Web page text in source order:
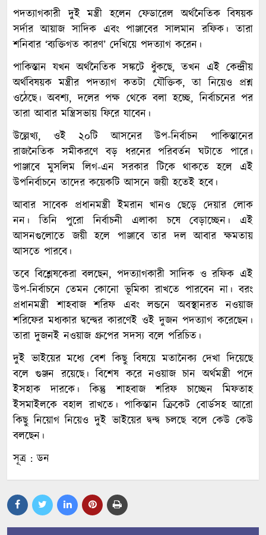
পদত্যাগকারী দুই মন্ত্রী হলেন ফেডারেল অর্থনৈতিক বিষয়ক
সর্দার আয়াজ সাদিক এবং পাঞ্জাবের সালমান রফিক। তারা
শনিবার ‘ব্যক্তিগত কারণ’ দেখিয়ে পদত্যাগ করেন।
পাকিস্তান যখন অর্থনৈতিক সঙ্কটে ধুঁকছে, তখন এই কেন্দ্রীয়
অর্থবিষয়ক মন্ত্রীর পদত্যাগ কতটা যৌক্তিক, তা নিয়েও প্রশ্ন
ওঠেছে। অবশ্য, দলের পক্ষ থেকে বলা হচ্ছে, নির্বাচনের পর
তারা আবার মন্ত্রিসভায় ফিরে যাবেন।
উল্লেখ্য, ওই ২০টি আসনের উপ-নির্বাচন পাকিস্তানের
রাজনৈতিক সমীকরণে বড় ধরনের পরিবর্তন ঘটাতে পারে।
পাঞ্জাবে মুসলিম লিগ-এন সরকার টিকে থাকতে হলে এই
উপনির্বাচনে তাদের কয়েকটি আসনে জয়ী হতেই হবে।
আবার সাবেক প্রধানমন্ত্রী ইমরান খানও ছেড়ে দেয়ার লোক
নন। তিনি পুরো নির্বাচনী এলাকা চষে বেড়াচ্ছেন। এই
আসনগুলোতে জয়ী হলে পাঞ্জাবে তার দল আবার ক্ষমতায়
আসতে পারবে।
তবে বিশ্লেষকেরা বলছেন, পদত্যাগকারী সাদিক ও রফিক এই
উপ-নির্বাচনে তেমন কোনো ভূমিকা রাখতে পারবেন না। বরং
প্রধানমন্ত্রী শাহবাজ শরিফ এবং লন্ডনে অবস্থানরত নওয়াজ
শরিফের মধ্যকার দ্বন্দ্বের কারণেই ওই দুজন পদত্যাগ করেছেন।
তারা দুজনই নওয়াজ গ্রুপের সদস্য বলে পরিচিত।
দুই ভাইয়ের মধ্যে বেশ কিছু বিষয়ে মতানৈক্য দেখা দিয়েছে
বলে গুঞ্জন রয়েছে। বিশেষ করে নওয়াজ চান অর্থমন্ত্রী পদে
ইসহাক দারকে। কিন্তু শাহবাজ শরিফ চাচ্ছেন মিফতাহ
ইসমাইলকে বহাল রাখতে। পাকিস্তান ক্রিকেট বোর্ডসহ আরো
কিছু নিয়োগ নিয়েও দুই ভাইয়ের দ্বন্দ্ব চলছে বলে কেউ কেউ
বলছেন।
সূত্র : ডন